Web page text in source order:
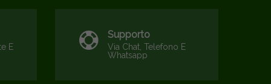
E
Supporto
Via Chat, Telefono E
Whatsapp